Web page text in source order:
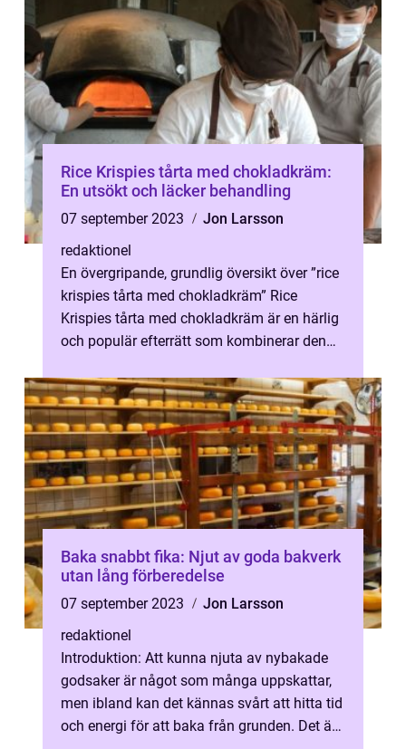
Rice Krispies tårta med chokladkräm:
En utsökt och läcker behandling
07 september 2023
Jon Larsson
redaktionel
En övergripande, grundlig översikt över ”rice
krispies tårta med chokladkräm” Rice
Krispies tårta med chokladkräm är en härlig
och populär efterrätt som kombinerar den
Baka snabbt fika: Njut av goda bakverk
utan lång förberedelse
07 september 2023
Jon Larsson
redaktionel
Introduktion: Att kunna njuta av nybakade
godsaker är något som många uppskattar,
men ibland kan det kännas svårt att hitta tid
och energi för att baka från grunden. Det är